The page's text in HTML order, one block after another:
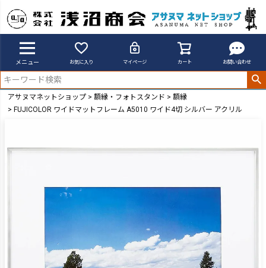
メニュー お気に入り マイページ カート お問い合わせ
アサヌマネットショップ 額縁・フォトスタンド
額縁
FUJICOLOR ワイドマットフレーム A5010 ワイド4切 シルバー アクリル